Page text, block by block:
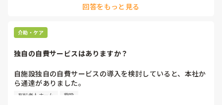
体調不良者がいらっしゃる場合にはご遠慮いただく（場合によ
ります。順次、ご家族からのご意見をもとに緩和を検討する予
定です。
り入れながら、少しずつ調整するしかないかなと感じていま
回答をもっと見る
介助・ケア
独自の自費サービスはありますか？
自施設独自の自費サービスの導入を検討していると、本社か
ら通達がありました。
例えば、点滴が毎日必要になった時に、1日あたり数千円の
有料老人ホーム 施設